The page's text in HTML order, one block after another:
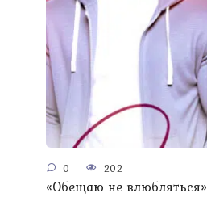
0 202
«Обещаю не